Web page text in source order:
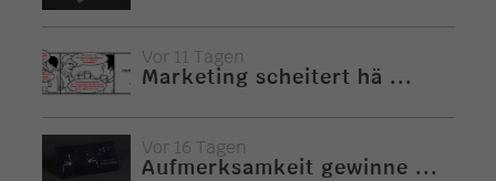
Vor 11 Tagen
Marketing scheitert hä ...
Vor 16 Tagen
Aufmerksamkeit gewinne ...